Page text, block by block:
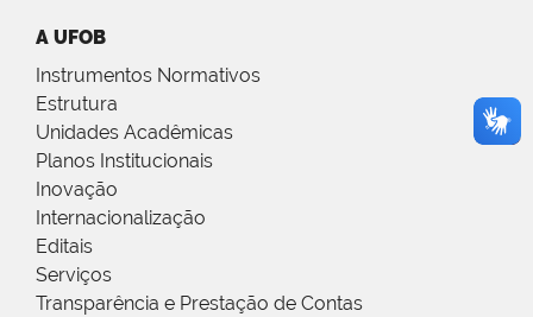
A UFOB
Instrumentos Normativos
Estrutura
Unidades Acadêmicas
Planos Institucionais
Inovação
Internacionalização
Editais
Serviços
Transparência e Prestação de Contas